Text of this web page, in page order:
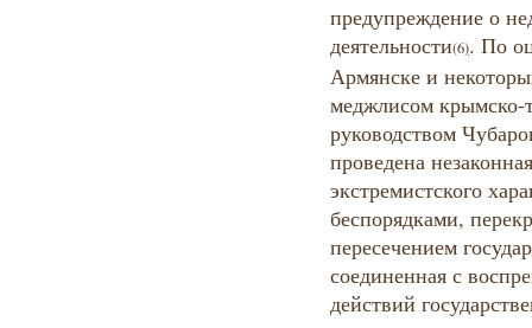
предупреждение о
деятельности(6). По
Армянске и
меджлисом крымско-
руководством
проведена
экстремистского
беспорядками,
пересечением
соединенная с
действий